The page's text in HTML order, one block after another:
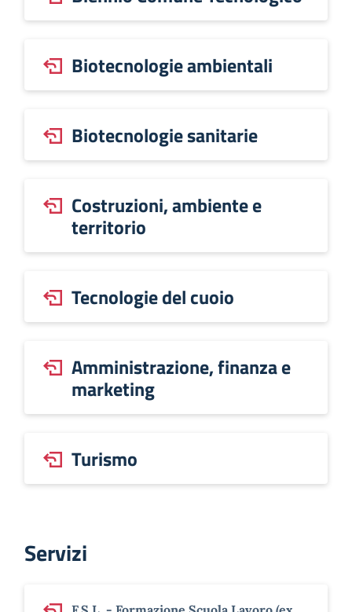
Biotecnologie ambientali
Biotecnologie sanitarie
Costruzioni, ambiente e
territorio
Tecnologie del cuoio
Amministrazione, finanza e
marketing
Turismo
Servizi